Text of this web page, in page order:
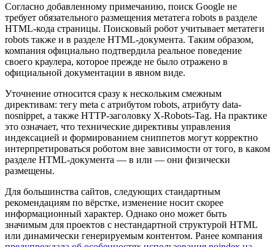
Согласно добавленному примечанию, поиск Google не
требует обязательного размещения метатега robots в разделе
HTML-кода страницы. Поисковый робот учитывает метатеги
robots также и в разделе HTML-документа. Таким образом,
компания официально подтвердила реальное поведение
своего краулера, которое прежде не было отражено в
официальной документации в явном виде.
Уточнение относится сразу к нескольким смежным
директивам: тегу meta с атрибутом robots, атрибуту data-
nosnippet, а также HTTP-заголовку X-Robots-Tag. На практике
это означает, что технические директивы управления
индексацией и формированием сниппетов могут корректно
интерпретироваться роботом вне зависимости от того, в каком
разделе HTML-документа — в или — они физически
размещены.
Для большинства сайтов, следующих стандартным
рекомендациям по вёрстке, изменение носит скорее
информационный характер. Однако оно может быть
значимым для проектов с нестандартной структурой HTML
или динамически генерируемым контентом. Ранее компания